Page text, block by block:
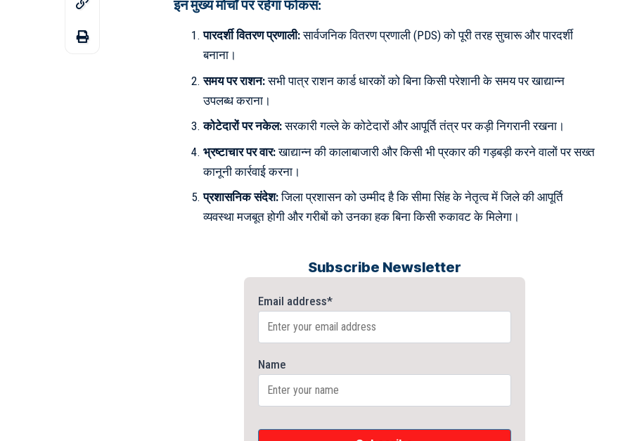
इन मुख्य मोर्चों पर रहेगा फोकस:
पारदर्शी वितरण प्रणाली:सार्वजनिक वितरण प्रणाली (PDS) को पूरी तरह सुचारू और पारदर्शी
बनाना।
समय पर राशन:सभी पात्र राशन कार्ड धारकों को बिना किसी परेशानी के समय पर खाद्यान्न
उपलब्ध कराना।
कोटेदारों पर नकेल:सरकारी गल्ले के कोटेदारों और आपूर्ति तंत्र पर कड़ी निगरानी रखना।
भ्रष्टाचार पर वार:खाद्यान्न की कालाबाजारी और किसी भी प्रकार की गड़बड़ी करने वालों पर सख्त
कानूनी कार्रवाई करना।
प्रशासनिक संदेश:जिला प्रशासन को उम्मीद है कि सीमा सिंह के नेतृत्व में जिले की आपूर्ति
व्यवस्था मजबूत होगी और गरीबों को उनका हक बिना किसी रुकावट के मिलेगा।
Subscribe Newsletter
Email address*
Name